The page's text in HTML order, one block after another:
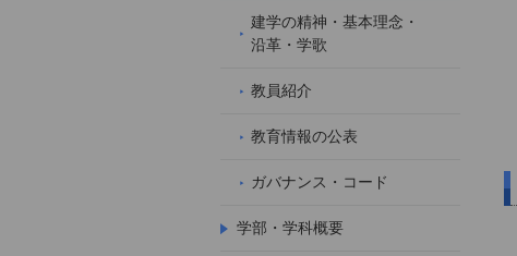
建学の精神・基本理念・
沿革・学歌
教員紹介
教育情報の公表
ガバナンス・コード
学部・学科概要